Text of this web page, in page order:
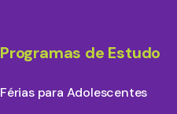
Programas de Estudo
Férias para Adolescentes